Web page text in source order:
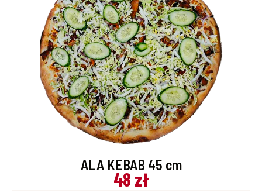
ALA KEBAB 45 cm
48 zł